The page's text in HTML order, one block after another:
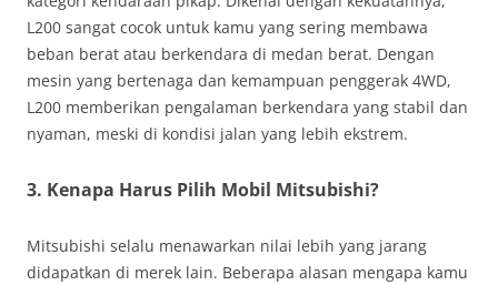
L200 sangat cocok untuk kamu yang sering membawa
beban berat atau berkendara di medan berat. Dengan
mesin yang bertenaga dan kemampuan penggerak 4WD,
L200 memberikan pengalaman berkendara yang stabil dan
nyaman, meski di kondisi jalan yang lebih ekstrem.
3. Kenapa Harus Pilih Mobil Mitsubishi?
Mitsubishi selalu menawarkan nilai lebih yang jarang
didapatkan di merek lain. Beberapa alasan mengapa kamu